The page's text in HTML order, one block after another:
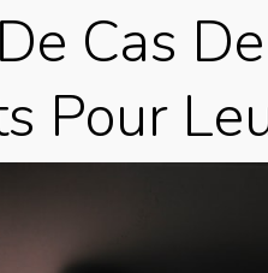
Cas
Pour